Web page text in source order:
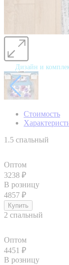
Дизайн и
Стоимость
1.5 спальный
Оптом
3238 ₽
В розницу
4857 ₽
2 спальный
Оптом
4451 ₽
В розницу